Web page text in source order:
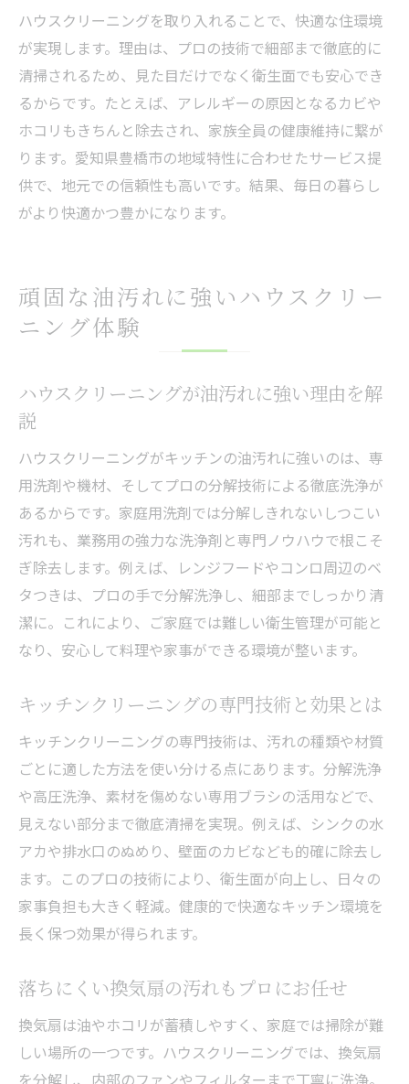
ハウスクリーニングを取り入れることで、快適な住環境
が実現します。理由は、プロの技術で細部まで徹底的に
清掃されるため、見た目だけでなく衛生面でも安心でき
るからです。たとえば、アレルギーの原因となるカビや
ホコリもきちんと除去され、家族全員の健康維持に繋が
ります。愛知県豊橋市の地域特性に合わせたサービス提
供で、地元での信頼性も高いです。結果、毎日の暮らし
がより快適かつ豊かになります。
頑固な油汚れに強いハウスクリー
ニング体験
ハウスクリーニングが油汚れに強い理由を解
説
ハウスクリーニングがキッチンの油汚れに強いのは、専
用洗剤や機材、そしてプロの分解技術による徹底洗浄が
あるからです。家庭用洗剤では分解しきれないしつこい
汚れも、業務用の強力な洗浄剤と専門ノウハウで根こそ
ぎ除去します。例えば、レンジフードやコンロ周辺のベ
タつきは、プロの手で分解洗浄し、細部までしっかり清
潔に。これにより、ご家庭では難しい衛生管理が可能と
なり、安心して料理や家事ができる環境が整います。
キッチンクリーニングの専門技術と効果とは
キッチンクリーニングの専門技術は、汚れの種類や材質
ごとに適した方法を使い分ける点にあります。分解洗浄
や高圧洗浄、素材を傷めない専用ブラシの活用などで、
見えない部分まで徹底清掃を実現。例えば、シンクの水
アカや排水口のぬめり、壁面のカビなども的確に除去し
ます。このプロの技術により、衛生面が向上し、日々の
家事負担も大きく軽減。健康的で快適なキッチン環境を
長く保つ効果が得られます。
落ちにくい換気扇の汚れもプロにお任せ
換気扇は油やホコリが蓄積しやすく、家庭では掃除が難
しい場所の一つです。ハウスクリーニングでは、換気扇